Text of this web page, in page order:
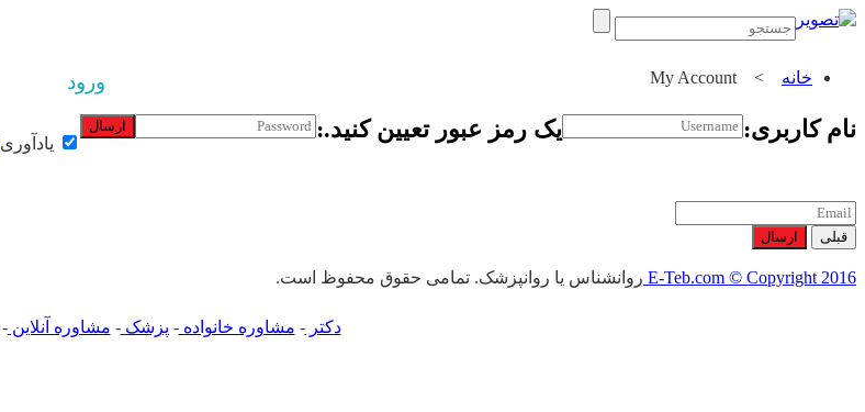
خانه >
My Account ورود
نام کاربری: یک رمز عبور تعیین کنید.: ارسال
یادآوری
قبلی ارسال
E-Teb.com © Copyright 2016 روانشناس یا روانپزشک. تمامی حقوق محفوظ است.
دکتر- مشاوره خانواده- پزشک- مشاوره آنلاین-